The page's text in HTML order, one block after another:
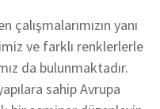
yanı
ve farklı renklerlerle
da bulunmaktadır.
sahip Avrupa